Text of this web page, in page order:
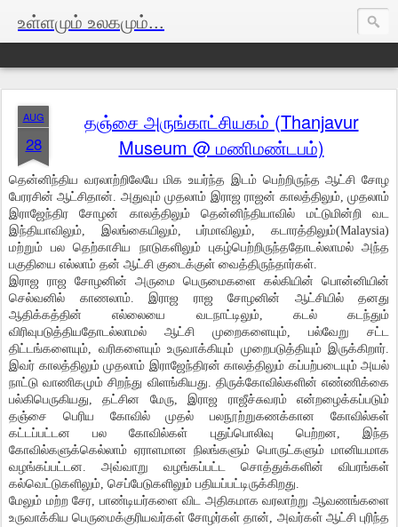
உள்ளமும் உலகமும்...
AUG
28
தஞ்சை அருங்காட்சியகம் (Thanjavur
Museum @ மணிமண்டபம்)
தென்னிந்திய வரலாற்றிலேயே மிக உயர்ந்த இடம் பெற்றிருந்த ஆட்சி சோழ
பேரரசின் ஆட்சிதான். அதுவும் முதலாம் இராஜ ராஜன் காலத்திலும், முதலாம்
இராஜேந்திர சோழன் காலத்திலும் தென்னிந்தியாவில் மட்டுமின்றி வட
இந்தியாவிலும், இலங்கையிலும், பர்மாவிலும், கடாரத்திலும்(Malaysia)
மற்றும் பல தெற்காசிய நாடுகளிலும் புகழ்பெற்றிருந்ததோடல்லாமல் அந்த
பகுதியை எல்லாம் தன் ஆட்சி குடைக்குள் வைத்திருந்தார்கள்.
இராஜ ராஜ சோழனின் அருமை பெருமைகளை கல்கியின் பொன்னியின்
செல்வனில் காணலாம். இராஜ ராஜ சோழனின் ஆட்சியில் தனது
ஆதிக்கத்தின் எல்லையை வடநாட்டிலும், கடல் கடந்தும்
விரிவுபடுத்தியதோடல்லாமல் ஆட்சி முறைகளையும், பல்வேறு சட்ட
திட்டங்களையும், வரிகளையும் உருவாக்கியும் முறைபடுத்தியும் இருக்கிறார்.
இவர் காலத்திலும் முதலாம் இராஜேந்திரன் காலத்திலும் கப்பற்படையும் அயல்
நாட்டு வாணிகமும் சிறந்து விளங்கியது. திருக்கோவில்களின் எண்ணிக்கை
பல்கிபெருகியது, தட்சின மேரு, இராஜ ராஜீச்சுவரம் என்றழைக்கப்படும்
தஞ்சை பெரிய கோவில் முதல் பலநூற்றுகணக்கான கோவில்கள்
கட்டப்பட்டன பல கோவில்கள் புதுப்பொலிவு பெற்றன, இந்த
கோவில்களுக்கெல்லாம் ஏராளமான நிலங்களும் பொருட்களும் மானியமாக
வழங்கப்பட்டன. அவ்வாறு வழங்கப்பட்ட சொத்துக்களின் விபரங்கள்
கல்வெட்டுகளிலும், செப்பேடுகளிலும் பதியப்பட்டிருக்கிறது.
மேலும் மற்ற சேர, பாண்டியர்களை விட அதிகமாக வரலாற்று ஆவணங்களை
உருவாக்கிய பெருமைக்குரியவர்கள் சோழர்கள் தான், அவர்கள் ஆட்சி புரிந்த